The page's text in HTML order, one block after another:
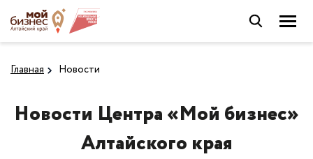
Главная Новости
Новости Центра «Мой бизнес»
Алтайского края